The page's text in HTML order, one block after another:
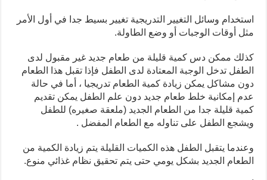
استخدام وسائل التغيير التدريجية تغيير بسيط جدا في أول الأمر
مثل أوقات الوجبات أو وضع الطاولة.
كذلك ممكن دس كمية قليلة من طعام جديد غير مقبول لدى
الطفل تدخل الوجبة المعتادة لدى الطفل فإذا تقبل هذا الطعام
دون مشاكل يمكن زيادة كمية الطعام تدريجيا ، أما في حالة
عدم إمكانية خلط طعام جديد دون علم الطفل يمكن تقديم
كمية قليلة جدا من الطعام الجديد (ملعقة صغيره) للطفل
ويشجع الطفل على تناوله مع الطعام المفضل .
وعندما يتقبل الطفل هذه الكميات القليلة يتم زيادة الكمية من
الطعام الجديد بشكل يومي حتى يتم تحقيق نظام غذائي منوع.